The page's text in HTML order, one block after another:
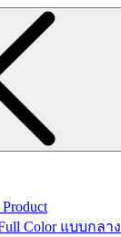
Color แบบกลาง